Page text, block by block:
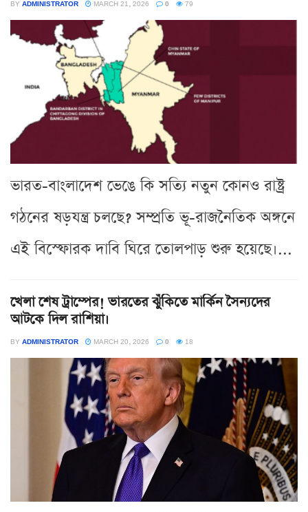
BY ADMINISTRATOR MARCH 21, 2026 0 79
ভারত-বাংলাদেশ ভেঙে কি সত্যি নতুন কোনও রাষ্ট্র
গঠনের ষড়যন্ত্র চলছে? সম্প্রতি ভূ-রাজনৈতিক অঙ্গনে
এই বিস্ফোরক দাবি ঘিরে তোলপাড় শুরু হয়েছে।...
খেলা শেষ ট্রাম্পের! ভারতের ঝুঁকিতে মার্কিন সৈন্যদের
আটকে দিল রাশিয়া।
BY ADMINISTRATOR MARCH 20, 2026 0 18